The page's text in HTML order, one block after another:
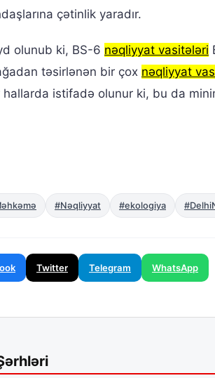
çətinlik yaradır.
olunub ki, BS-6 nəqliyyat vasitələri
təsirlənən bir çox nəqliyyat
istifadə olunur ki, bu da
#Nəqliyyat #ekologiya
Twitter Telegram WhatsApp